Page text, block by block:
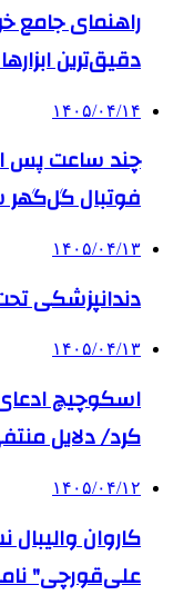
راهنمای جامع
دقیق‌ترین
۱۴۰۵/۰۴/۱۴
چند ساعت پس از
فوتبال
۱۴۰۵/۰۴/۱۳
دندانپزشکی
۱۴۰۵/۰۴/۱۳
اسکوچیچ
کرد/ دلایل
۱۴۰۵/۰۴/۱۲
کاروان
علی‌قورچی"